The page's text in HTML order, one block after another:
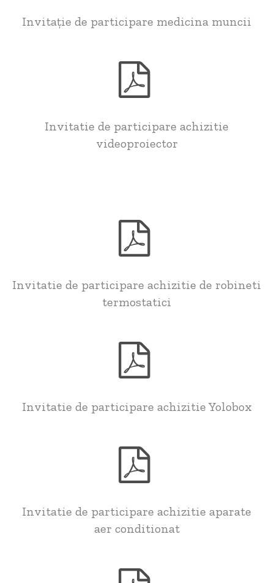
Invitație de participare medicina muncii
Invitatie de participare achizitie
videoproiector
Invitatie de participare achizitie de robineti
termostatici
Invitatie de participare achizitie Yolobox
Invitatie de participare achizitie aparate
aer conditionat